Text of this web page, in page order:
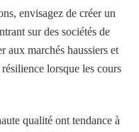
envisagez de créer un
sur des sociétés de
aux marchés haussiers et
lorsque les cours
qualité ont tendance à